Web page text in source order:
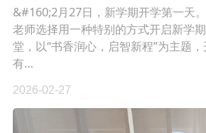
&#160;2月27日，新学期开学第一天
老师选择用一种特别的方式开启新学
堂，以“书香润心，启智新程”为主题，
有…
2026-02-27